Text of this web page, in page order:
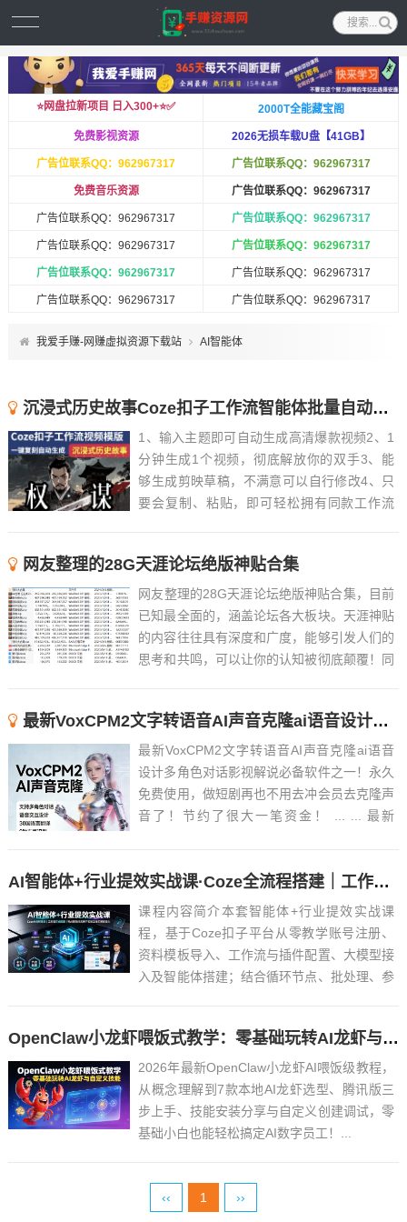
⭐️网盘拉新项目 日入300+⭐️✅ 2000T全能藏宝阁
免费影视资源 2026无损车载U盘【41GB】
广告位联系QQ：962967317 广告位联系QQ：962967317
免费音乐资源 广告位联系QQ：962967317
广告位联系QQ：962967317 广告位联系QQ：962967317
广告位联系QQ：962967317 广告位联系QQ：962967317
广告位联系QQ：962967317 广告位联系QQ：962967317
广告位联系QQ：962967317 广告位联系QQ：962967317
我爱手赚-网赚虚拟资源下载站 AI智能体
沉浸式历史故事Coze扣子工作流智能体批量自动生成爆款视频教程
1、输入主题即可自动生成高清爆款视频2、1
分钟生成1个视频，彻底解放你的双手3、能
够生成剪映草稿，不满意可以自行修改4、只
要会复制、粘贴，即可轻松拥有同款工作流
网友整理的28G天涯论坛绝版神贴合集
网友整理的28G天涯论坛绝版神贴合集，目前
已知最全面的，涵盖论坛各大板块。天涯神贴
的内容往往具有深度和广度，能够引发人们的
思考和共鸣，可以让你的认知被彻底颠覆！同
过大的，可以先下载阅读天涯论坛的绝版神贴
合集精华版...
最新VoxCPM2文字转语音AI声音克隆ai语音设计多角色对话影视解说
最新VoxCPM2文字转语音AI声音克隆ai语音
设计多角色对话影视解说必备软件之一！永久
免费使用，做短剧再也不用去冲会员去克隆声
音了！节约了很大一笔资金！ ... ... 最新
使用，做短剧再也不用去冲会...
AI智能体+行业提效实战课·Coze全流程搭建｜工作流节点配置｜将AI智能体应用于实际工作的完整能力
课程内容简介本套智能体+行业提效实战课
程，基于Coze扣子平台从零教学账号注册、
资料模板导入、工作流与插件配置、大模型接
入及智能体搭建；结合循环节点、批处理、参
动、影刀RPA文案抓取、图文设计、智能客
服、数据报告、简历面试...
OpenClaw小龙虾喂饭式教学：零基础玩转AI龙虾与自定义技能（2026最新）
2026年最新OpenClaw小龙虾AI喂饭级教程，
从概念理解到7款本地AI龙虾选型、腾讯版三
步上手、技能安装分享与自定义创建调试，零
基础小白也能轻松搞定AI数字员工！...
‹‹ 1 ››